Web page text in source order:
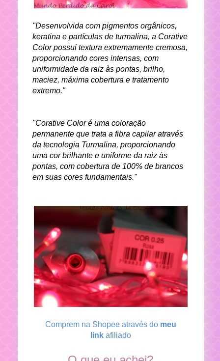
"Desenvolvida com pigmentos orgânicos,
keratina e partículas de turmalina, a Corative
Color possui textura extremamente cremosa,
proporcionando cores intensas, com
uniformidade da raiz às pontas, brilho,
maciez, máxima cobertura e tratamento
extremo."
"Corative Color é uma coloração
permanente que trata a fibra capilar através
da tecnologia Turmalina, proporcionando
uma cor brilhante e uniforme da raiz às
pontas, com cobertura de 100% de brancos
em suas cores fundamentais."
Comprem na Shopee através do meu
linkafiliado